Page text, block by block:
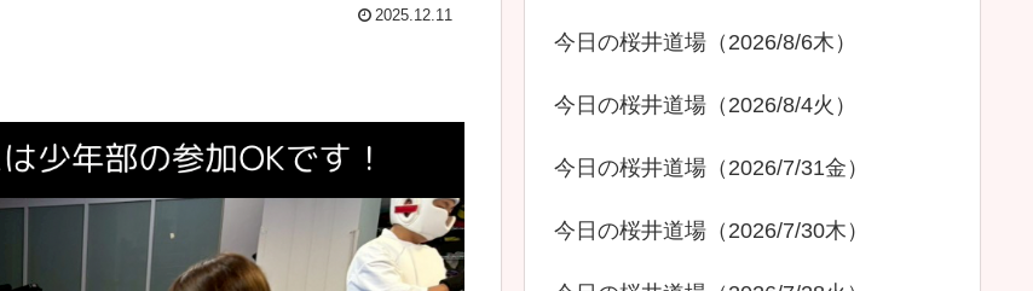
2025.12.11
今日の桜井道場（2026/8/6木）
今日の桜井道場（2026/8/4火）
今日の桜井道場（2026/7/31金）
今日の桜井道場（2026/7/30木）